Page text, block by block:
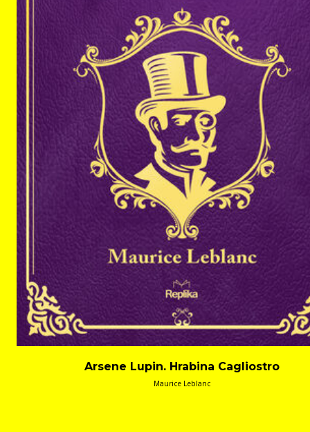
Arsene Lupin. Hrabina Cagliostro
Maurice Leblanc